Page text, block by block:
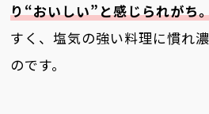
り“おいしい”と感じられがち
すく、塩気の強い料理に慣れ
のです。